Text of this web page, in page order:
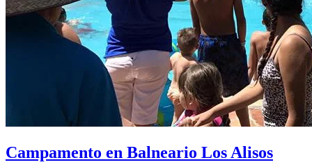
Campamento en Balneario Los Alisos